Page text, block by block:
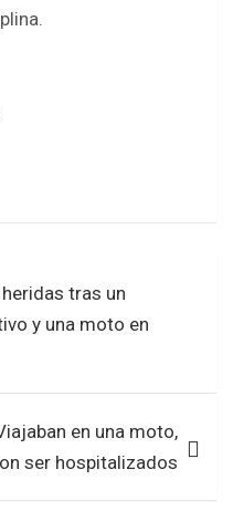
tras un
y una moto en
en una moto,
ser hospitalizados